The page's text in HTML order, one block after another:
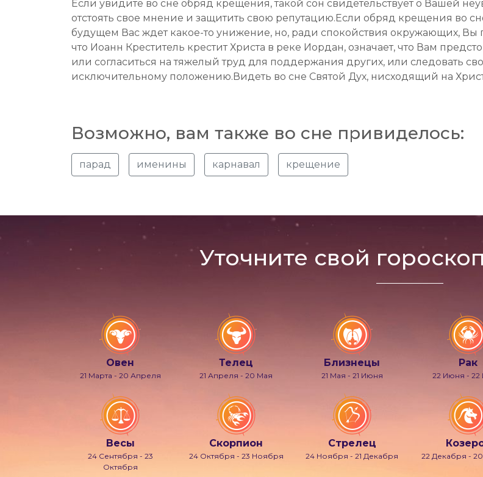
Если увидите во сне обряд крещения, такой сон свидетельствует о Вашей
отстоять свое мнение и защитить свою репутацию.Если обряд крещения во
будущем Вас ждет какое-то унижение, но, ради спокойствия окружающих, Вы
что Иоанн Креститель крестит Христа в реке Иордан, означает, что Вам
или согласиться на тяжелый труд для поддержания других, или следовать
исключительному положению.Видеть во сне Святой Дух, нисходящий на
Возможно, вам также во сне привиделось:
парад именины карнавал крещение
Уточните свой
Овен
21 Марта - 20 Апреля
Телец
21 Апреля - 20 Мая
Близнецы
21 Мая - 21 Июня
Рак
22 Июня -
Весы
24 Сентября - 23
Октября
Скорпион
24 Октября - 23 Ноября
Стрелец
24 Ноября - 21 Декабря 22 Декабря -